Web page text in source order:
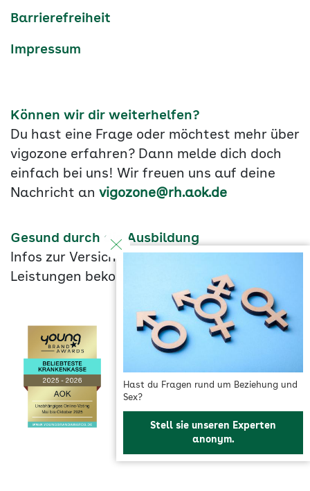
Hast du Fragen rund um Beziehung und
Sex?
Stell sie unseren Experten
anonym.
Barrierefreiheit
Impressum
Können wir dir weiterhelfen?
Du hast eine Frage oder möchtest mehr über
vigozone erfahren? Dann melde dich doch
einfach bei uns! Wir freuen uns auf deine
Nachricht an vigozone@rh.aok.de
Gesund durch die Ausbildung
Infos zur Versicherung und unseren
Leistungen bekommst du